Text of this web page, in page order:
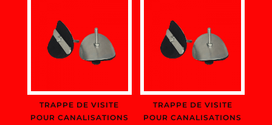
TRAPPE DE VISITE
POUR CANALISATIONS
TRAPPE DE VISITE
POUR CANALISATIONS